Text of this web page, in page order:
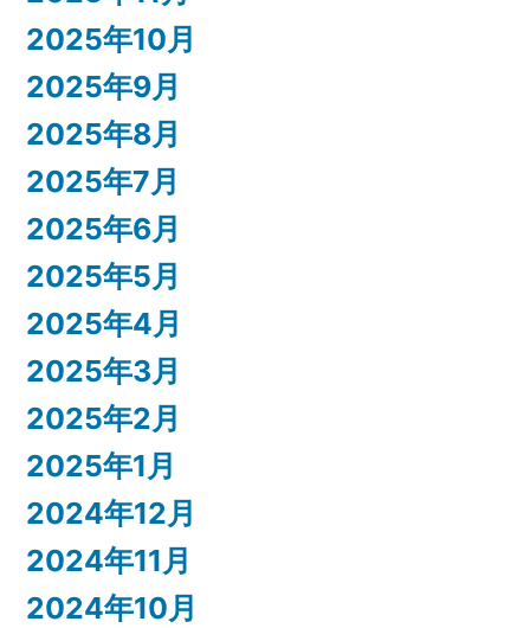
2025年10月
2025年9月
2025年8月
2025年7月
2025年6月
2025年5月
2025年4月
2025年3月
2025年2月
2025年1月
2024年12月
2024年11月
2024年10月